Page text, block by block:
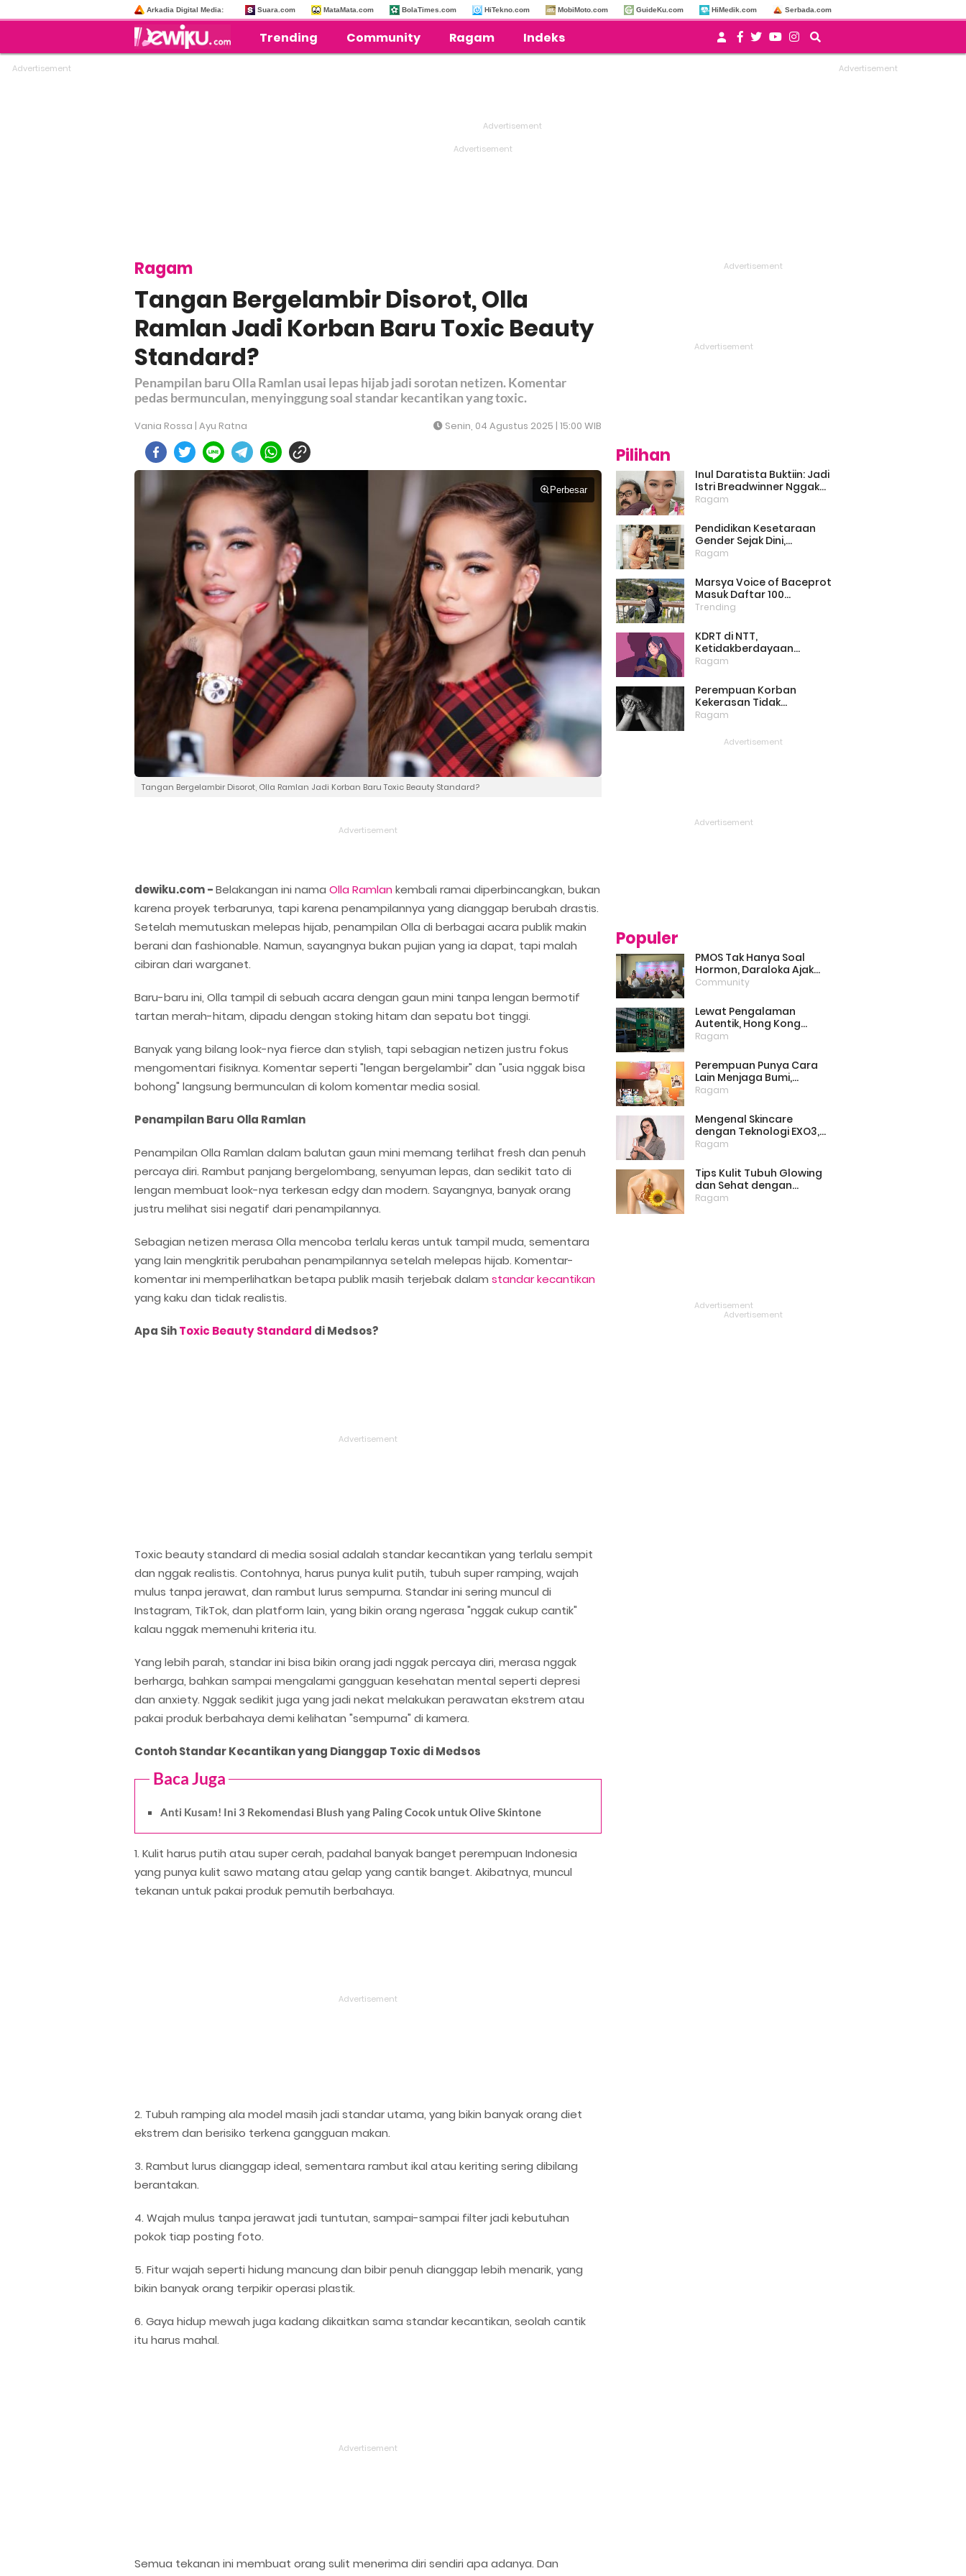
Arkadia Digital Media: Suara.com MataMata.com BolaTimes.com HiTekno.com MobiMoto.com GuideKu.com HiMedik.com Serbada.com
Trending Community Ragam Indeks
Ragam
Tangan Bergelambir Disorot, Olla
Ramlan Jadi Korban Baru Toxic Beauty
Standard?
Penampilan baru Olla Ramlan usai lepas hijab jadi sorotan netizen. Komentar
pedas bermunculan, menyinggung soal standar kecantikan yang toxic.
Vania Rossa | Ayu Ratna Senin, 04 Agustus 2025 | 15:00 WIB
Perbesar
Tangan Bergelambir Disorot, Olla Ramlan Jadi Korban Baru Toxic Beauty Standard?
dewiku.com -Belakangan ini nama Olla Ramlan kembali ramai diperbincangkan, bukan
karena proyek terbarunya, tapi karena penampilannya yang dianggap berubah drastis.
Setelah memutuskan melepas hijab, penampilan Olla di berbagai acara publik makin
berani dan fashionable. Namun, sayangnya bukan pujian yang ia dapat, tapi malah
cibiran dari warganet.
Baru-baru ini, Olla tampil di sebuah acara dengan gaun mini tanpa lengan bermotif
tartan merah-hitam, dipadu dengan stoking hitam dan sepatu bot tinggi.
Banyak yang bilang look-nya fierce dan stylish, tapi sebagian netizen justru fokus
mengomentari fisiknya. Komentar seperti "lengan bergelambir" dan "usia nggak bisa
bohong" langsung bermunculan di kolom komentar media sosial.
Penampilan Baru Olla Ramlan
Penampilan Olla Ramlan dalam balutan gaun mini memang terlihat fresh dan penuh
percaya diri. Rambut panjang bergelombang, senyuman lepas, dan sedikit tato di
lengan membuat look-nya terkesan edgy dan modern. Sayangnya, banyak orang
justru melihat sisi negatif dari penampilannya.
Sebagian netizen merasa Olla mencoba terlalu keras untuk tampil muda, sementara
yang lain mengkritik perubahan penampilannya setelah melepas hijab. Komentar-
komentar ini memperlihatkan betapa publik masih terjebak dalam standar kecantikan
yang kaku dan tidak realistis.
Apa SihToxic Beauty Standard di Medsos?
Toxic beauty standard di media sosial adalah standar kecantikan yang terlalu sempit
dan nggak realistis. Contohnya, harus punya kulit putih, tubuh super ramping, wajah
mulus tanpa jerawat, dan rambut lurus sempurna. Standar ini sering muncul di
Instagram, TikTok, dan platform lain, yang bikin orang ngerasa "nggak cukup cantik"
kalau nggak memenuhi kriteria itu.
Yang lebih parah, standar ini bisa bikin orang jadi nggak percaya diri, merasa nggak
berharga, bahkan sampai mengalami gangguan kesehatan mental seperti depresi
dan anxiety. Nggak sedikit juga yang jadi nekat melakukan perawatan ekstrem atau
pakai produk berbahaya demi kelihatan "sempurna" di kamera.
Contoh Standar Kecantikan yang Dianggap Toxic di Medsos
Baca Juga
Anti Kusam! Ini 3 Rekomendasi Blush yang Paling Cocok untuk Olive Skintone
1. Kulit harus putih atau super cerah, padahal banyak banget perempuan Indonesia
yang punya kulit sawo matang atau gelap yang cantik banget. Akibatnya, muncul
tekanan untuk pakai produk pemutih berbahaya.
2. Tubuh ramping ala model masih jadi standar utama, yang bikin banyak orang diet
ekstrem dan berisiko terkena gangguan makan.
3. Rambut lurus dianggap ideal, sementara rambut ikal atau keriting sering dibilang
berantakan.
4. Wajah mulus tanpa jerawat jadi tuntutan, sampai-sampai filter jadi kebutuhan
pokok tiap posting foto.
5. Fitur wajah seperti hidung mancung dan bibir penuh dianggap lebih menarik, yang
bikin banyak orang terpikir operasi plastik.
6. Gaya hidup mewah juga kadang dikaitkan sama standar kecantikan, seolah cantik
itu harus mahal.
Semua tekanan ini membuat orang sulit menerima diri sendiri apa adanya. Dan
Pilihan
Inul Daratista Buktiin: Jadi
Istri Breadwinner Nggak
Bikin Suami Minder, Asal
Dukung
Ragam
Pendidikan Kesetaraan
Gender Sejak Dini,
Psikolog: Anak Laki-Laki
Ragam
Marsya Voice of Baceprot
Masuk Daftar 100
Perempuan Inspiratif dan
Versi BBC
Trending
KDRT di NTT,
Ketidakberdayaan
Perempuan Masih Menjadi
Ragam
Perempuan Korban
Kekerasan Tidak
Bercerita, Victim Blaming
Ragam
Populer
PMOS Tak Hanya Soal
Hormon, Daraloka Ajak
Publik Pahami Luka
Stigma
Community
Lewat Pengalaman
Autentik, Hong Kong
Punya Cara Baru Menarik
Ragam
Perempuan Punya Cara
Lain Menjaga Bumi,
Dimulai dari Memilih
Lingkungan
Ragam
Mengenal Skincare
dengan Teknologi EXO3,
Inovasi yang Mulai Dilirik
Rumah
Ragam
Tips Kulit Tubuh Glowing
dan Sehat dengan
Menjaga Lipid Barrier
Ragam